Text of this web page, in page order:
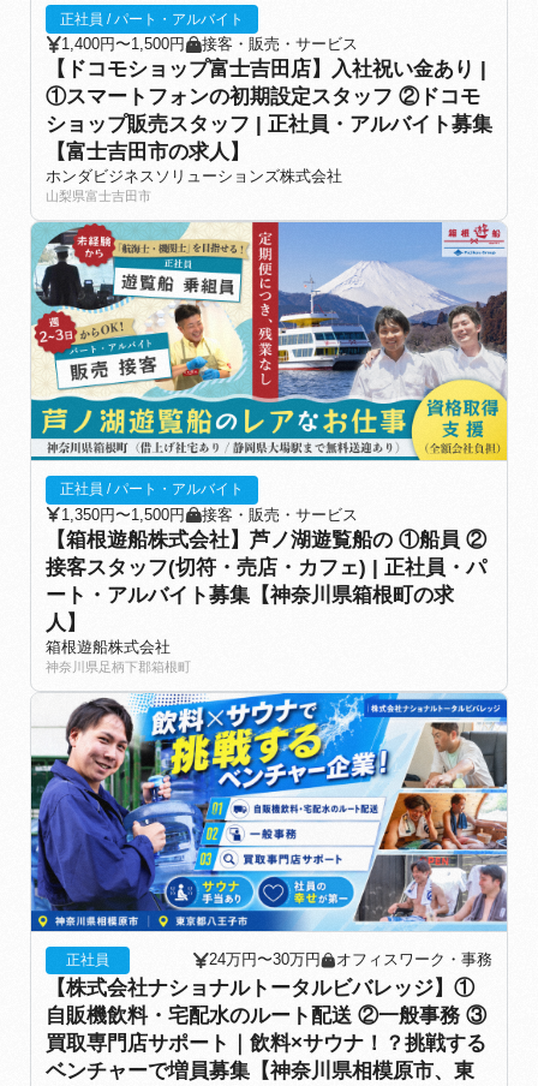
正社員 / パート・アルバイト
1,400円〜1,500円 接客・販売・サービス
【ドコモショップ富士吉田店】入社祝い金あり |
①スマートフォンの初期設定スタッフ ②ドコモ
ショップ販売スタッフ | 正社員・アルバイト募集
【富士吉田市の求人】
ホンダビジネスソリューションズ株式会社
山梨県富士吉田市
正社員 / パート・アルバイト
1,350円〜1,500円 接客・販売・サービス
【箱根遊船株式会社】芦ノ湖遊覧船の ①船員 ②
接客スタッフ(切符・売店・カフェ) | 正社員・パ
ート・アルバイト募集【神奈川県箱根町の求
人】
箱根遊船株式会社
神奈川県足柄下郡箱根町
正社員 24万円〜30万円 オフィスワーク・事務
【株式会社ナショナルトータルビバレッジ】①
自販機飲料・宅配水のルート配送 ②一般事務 ③
買取専門店サポート｜飲料×サウナ！？挑戦する
ベンチャーで増員募集【神奈川県相模原市、東